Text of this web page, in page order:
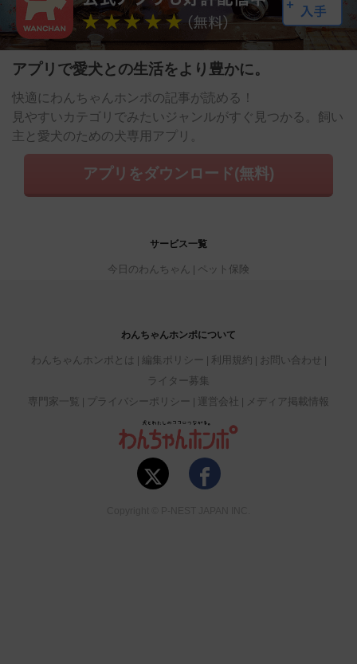
アプリで愛犬との生活をより豊かに。
快適にわんちゃんホンポの記事が読める！
見やすいカテゴリでみたいジャンルがすぐ見つかる。飼い
主と愛犬のための犬専用アプリ。
アプリをダウンロード(無料)
サービス一覧
今日のわんちゃん ペット保険
わんちゃんホンポについて
わんちゃんホンポとは 編集ポリシー 利用規約
お問い合わせ
ライター募集
専門家一覧
プライバシーポリシー 運営会社 メディア掲載情報